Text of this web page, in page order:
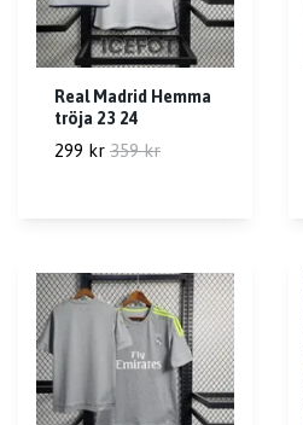
Real Madrid Hemma
tröja 23 24
299 kr 359 kr